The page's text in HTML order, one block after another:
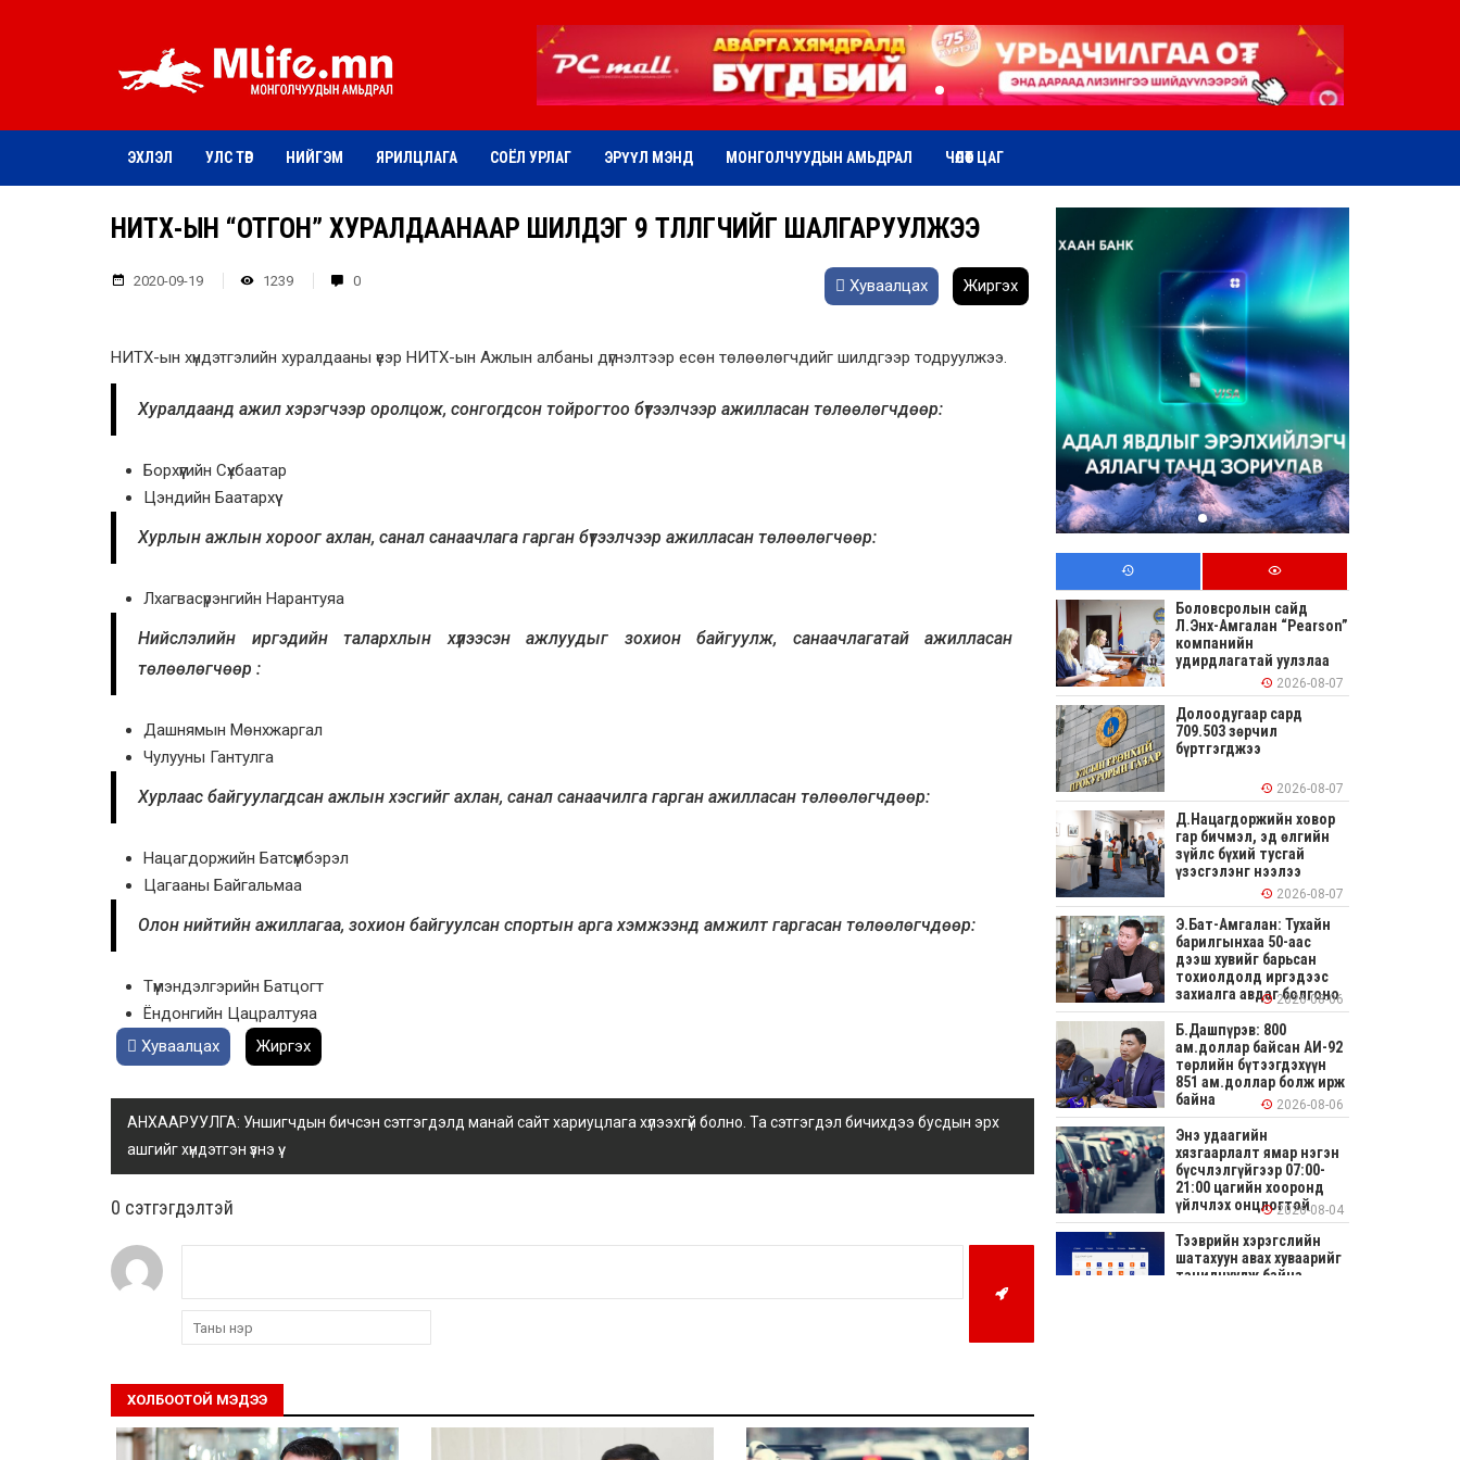
ЭХЛЭЛ УЛС ТӨР НИЙГЭМ ЯРИЛЦЛАГА СОЁЛ УРЛАГ ЭРҮҮЛ МЭНД МОНГОЛЧУУДЫН АМЬДРАЛ ЧӨЛӨӨТ ЦАГ
НИТХ-ЫН “ОТГОН” ХУРАЛДААНААР ШИЛДЭГ 9 ТӨЛӨӨЛӨГЧИЙГ ШАЛГАРУУЛЖЭЭ
2020-09-19 1239 0 Хуваалцах Жиргэх
НИТХ-ын хүндэтгэлийн хуралдааны үеэр НИТХ-ын Ажлын албаны дүгнэлтээр есөн төлөөлөгчдийг шилдгээр тодруулжээ.
Хуралдаанд ажил хэрэгчээр оролцож, сонгогдсон тойрогтоо бүтээлчээр ажилласан төлөөлөгчдөөр:
Борхүүгийн Сүхбаатар
Цэндийн Баатархүү
Хурлын ажлын хороог ахлан, санал санаачлага гарган бүтээлчээр ажилласан төлөөлөгчөөр:
Лхагвасүрэнгийн Нарантуяа
Нийслэлийн иргэдийн талархлын хүлээсэн ажлуудыг зохион байгуулж, санаачлагатай ажилласан
төлөөлөгчөөр :
Дашнямын Мөнхжаргал
Чулууны Гантулга
Хурлаас байгуулагдсан ажлын хэсгийг ахлан, санал санаачилга гарган ажилласан төлөөлөгчдөөр:
Нацагдоржийн Батсүмбэрэл
Цагааны Байгальмаа
Олон нийтийн ажиллагаа, зохион байгуулсан спортын арга хэмжээнд амжилт гаргасан төлөөлөгчдөөр:
Түмэндэлгэрийн Батцогт
Ёндонгийн Цацралтуяа
Хуваалцах
Жиргэх
АНХААРУУЛГА: Уншигчдын бичсэн сэтгэгдэлд манай сайт хариуцлага хүлээхгүй болно. Та сэтгэгдэл бичихдээ бусдын эрх
ашгийг хүндэтгэн үзнэ үү.
0 cэтгэгдэлтэй
ХОЛБООТОЙ МЭДЭЭ
Боловсролын сайд
Л.Энх-Амгалан “Pearson”
компанийн
удирдлагатай уулзлаа
2026-08-07
Долоодугаар сард
709.503 зөрчил
бүртгэгджээ
2026-08-07
Д.Нацагдоржийн ховор
гар бичмэл, эд өлгийн
зүйлс бүхий тусгай
үзэсгэлэнг нээлээ
2026-08-07
Э.Бат-Амгалан: Тухайн
барилгынхаа 50-аас
дээш хувийг барьсан
тохиолдолд иргэдээс
захиалга авдаг болгоно
2026-08-06
Б.Дашпүрэв: 800
ам.доллар байсан АИ-92
төрлийн бүтээгдэхүүн
851 ам.доллар болж ирж
байна
2026-08-06
Энэ удаагийн
хязгаарлалт ямар нэгэн
бүсчлэлгүйгээр 07:00-
21:00 цагийн хооронд
үйлчлэх онцлогтой2026-08-04
Тээврийн хэрэгслийн
шатахуун авах хуваарийг
танилцуулж байна